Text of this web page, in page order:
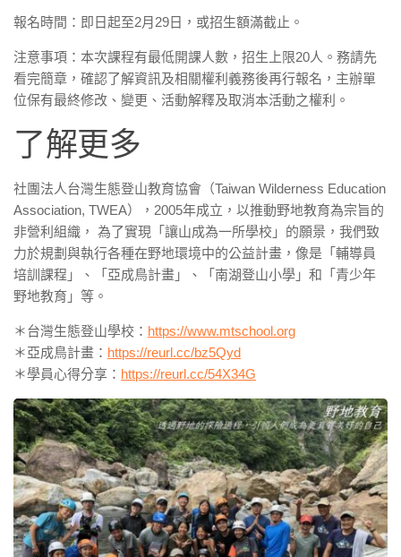
報名時間：即日起至2月29日，或招生額滿截止。
注意事項：本次課程有最低開課人數，招生上限20人。務請先
看完簡章，確認了解資訊及相關權利義務後再行報名，主辦單
位保有最終修改、變更、活動解釋及取消本活動之權利。
了解更多
社團法人台灣生態登山教育協會（Taiwan Wilderness Education
Association, TWEA），2005年成立，以推動野地教育為宗旨的
非營利組織， 為了實現「讓山成為一所學校」的願景，我們致
力於規劃與執行各種在野地環境中的公益計畫，像是「輔導員
培訓課程」、「亞成鳥計畫」、「南湖登山小學」和「青少年
野地教育」等。
＊台灣生態登山學校： https://www.mtschool.org
＊亞成鳥計畫： https://reurl.cc/bz5Qyd
＊學員心得分享： https://reurl.cc/54X34G